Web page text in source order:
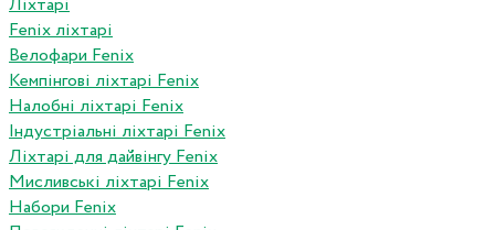
Ліхтарі
Fenix ліхтарі
Велофари Fenix
Кемпінгові ліхтарі Fenix
Налобні ліхтарі Fenix
Індустріальні ліхтарі Fenix
Ліхтарі для дайвінгу Fenix
Мисливські ліхтарі Fenix
Набори Fenix